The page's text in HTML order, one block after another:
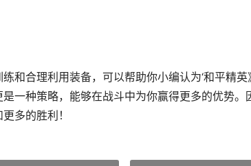
和合理利用装备，可以帮助你小编认为‘和平精
一种策略，能够在战斗中为你赢得更多的优势
多的胜利！